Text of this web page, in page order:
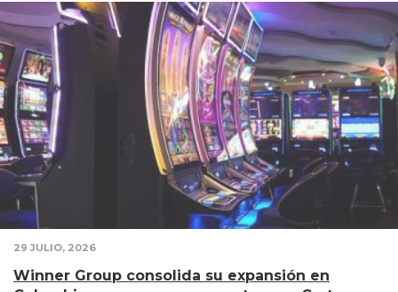
29 JULIO, 2026
Winner Group consolida su expansión en